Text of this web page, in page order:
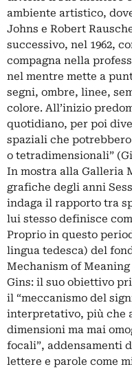
ambiente artistico,
Johns e Robert
successivo, nel 1962,
compagna nella
nel mentre mette a
segni, ombre, linee,
colore. All’inizio
quotidiano, per poi
spaziali che
o tetradimensionali”
In mostra alla Galleria
grafiche degli anni
indaga il rapporto tra
lui stesso definisce
Proprio in questo
lingua tedesca) del
Mechanism of
Gins: il suo obiettivo
il “meccanismo del
interpretativo, più che
dimensioni ma mai
focali”, addensamenti
lettere e parole come